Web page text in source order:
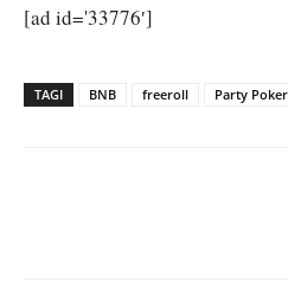
[ad id='33776′]
TAGI BNB freeroll Party Poker